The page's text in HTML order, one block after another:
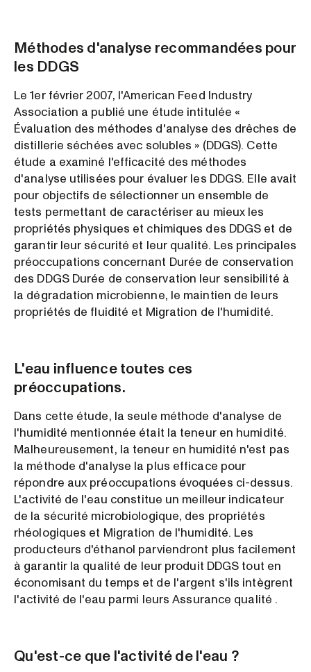
Méthodes d'analyse recommandées pour
les DDGS
Le 1er février 2007, l'American Feed Industry
Association a publié une étude intitulée «
Évaluation des méthodes d'analyse des drêches de
distillerie séchées avec solubles » (DDGS). Cette
étude a examiné l'efficacité des méthodes
d'analyse utilisées pour évaluer les DDGS. Elle avait
pour objectifs de sélectionner un ensemble de
tests permettant de caractériser au mieux les
propriétés physiques et chimiques des DDGS et de
garantir leur sécurité et leur qualité. Les principales
préoccupations concernant Durée de conservation
des DDGS Durée de conservation leur sensibilité à
la dégradation microbienne, le maintien de leurs
propriétés de fluidité et Migration de l'humidité.
L'eau influence toutes ces
préoccupations.
Dans cette étude, la seule méthode d'analyse de
l'humidité mentionnée était la teneur en humidité.
Malheureusement, la teneur en humidité n'est pas
la méthode d'analyse la plus efficace pour
répondre aux préoccupations évoquées ci-dessus.
L'activité de l'eau constitue un meilleur indicateur
de la sécurité microbiologique, des propriétés
rhéologiques et Migration de l'humidité. Les
producteurs d'éthanol parviendront plus facilement
à garantir la qualité de leur produit DDGS tout en
économisant du temps et de l'argent s'ils intègrent
l'activité de l'eau parmi leurs Assurance qualité .
Qu'est-ce que l'activité de l'eau ?